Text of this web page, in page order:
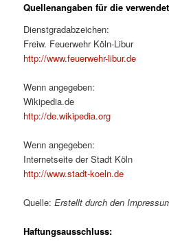
Quellenangaben für die
Dienstgradabzeichen:
Freiw. Feuerwehr Köln-Libur
http://www.feuerwehr-libur.de
Wenn angegeben:
Wikipedia.de
http://de.wikipedia.org
Wenn angegeben:
Internetseite der Stadt Köln
http://www.stadt-koeln.de
Quelle:Erstellt durch den
Haftungsausschluss: